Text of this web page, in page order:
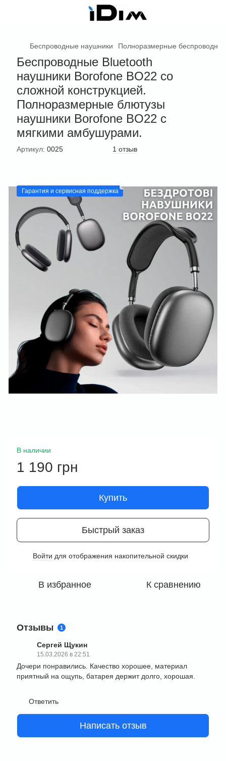
Беспроводные наушники Полноразмерные
Беспроводные Bluetooth
наушники Borofone BO22 со
сложной конструкцией.
Полноразмерные блютузы
наушники Borofone BO22 с
мягкими амбушурами.
Артикул: 0025 1 отзыв
Гарантия и сервисная поддержка
В наличии
1 190 грн
Купить
Быстрый заказ
Войти для отображения накопительной скидки
В избранное К сравнению
Отзывы 1
Сергей Щукин
15.03.2026 в 22:51
Дочери понравились. Качество хорошее, материал
приятный на ощупь, батарея держит долго, хорошая.
Ответить
Написать отзыв